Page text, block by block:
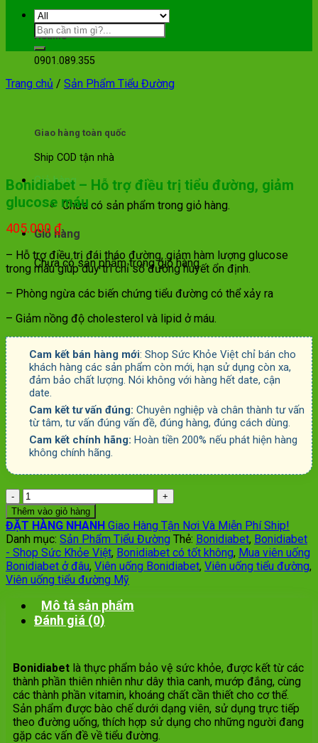
Hotline
0901.089.355
Giao hàng toàn quốc
Ship COD tận nhà
Giỏ hàng
Chưa có sản phẩm trong giỏ hàng.
Giỏ hàng
Chưa có sản phẩm trong giỏ hàng.
Trang chủ / Sản Phẩm Tiểu Đường
Bonidiabet – Hỗ trợ điều trị tiểu đường, giảm
glucose máu
405.000 ₫
– Hỗ trợ điều trị đái tháo đường, giảm hàm lượng glucose
trong máu giúp duy trì chỉ số đường huyết ổn định.
– Phòng ngừa các biến chứng tiểu đường có thể xảy ra
– Giảm nồng độ cholesterol và lipid ở máu.
Cam kết bán hàng mới: Shop Sức Khỏe Việt chỉ bán cho
khách hàng các sản phẩm còn mới, hạn sử dụng còn xa,
đảm bảo chất lượng. Nói không với hàng hết date, cận
date.
Cam kết tư vấn đúng: Chuyên nghiệp và chân thành tư vấn
từ tâm, tư vấn đúng vấn đề, đúng hàng, đúng cách dùng.
Cam kết chính hãng: Hoàn tiền 200% nếu phát hiện hàng
không chính hãng.
Số
lượng
Thêm vào giỏ hàng
ĐẶT HÀNG NHANH Giao Hàng Tận Nơi Và Miễn Phí Ship!
Danh mục: Sản Phẩm Tiểu Đường Thẻ: Bonidiabet, Bonidiabet
- Shop Sức Khỏe Việt, Bonidiabet có tốt không, Mua viên uống
Bonidiabet ở đâu, Viên uống Bonidiabet, Viên uống tiểu đường,
Viên uống tiểu đường Mỹ
Mô tả sản phẩm
Đánh giá (0)
Bonidiabet là thực phẩm bảo vệ sức khỏe, được kết từ các
thành phần thiên nhiên như dây thìa canh, mướp đắng, cùng
các thành phần vitamin, khoáng chất cần thiết cho cơ thể.
Sản phẩm được bào chế dưới dạng viên, sử dụng trực tiếp
theo đường uống, thích hợp sử dụng cho những người đang
gặp các vấn đề về tiểu đường.